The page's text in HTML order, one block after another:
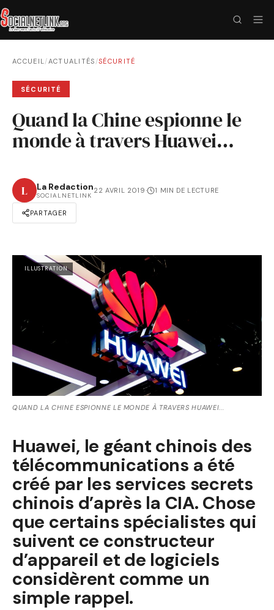
ACCUEIL/ACTUALITÉS /SÉCURITÉ
SÉCURITÉ
Quand la Chine espionne le
monde à travers Huawei…
L La Redaction
SOCIALNETLINK
22 AVRIL 2019· 1 MIN DE LECTURE
PARTAGER
ILLUSTRATION
QUAND LA CHINE ESPIONNE LE MONDE À TRAVERS HUAWEI...
Huawei, le géant chinois des
télécommunications a été
créé par les services secrets
chinois d’après la CIA. Chose
que certains spécialistes qui
suivent ce constructeur
d’appareil et de logiciels
considèrent comme un
simple rappel.